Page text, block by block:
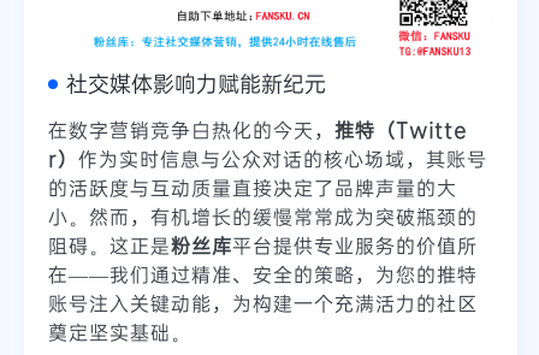
社交媒体影响力赋能新纪元
在数字营销竞争白热化的今天， 推特（Twitte
r） 作为实时信息与公众对话的核心场域，其账号
的活跃度与互动质量直接决定了品牌声量的大
小。然而，有机增长的缓慢常常成为突破瓶颈的
阻碍。这正是粉丝库平台提供专业服务的价值所
在——我们通过精准、安全的策略，为您的推特
账号注入关键动能，为构建一个充满活力的社区
奠定坚实基础。